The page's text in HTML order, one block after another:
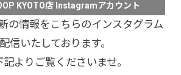
KYOTO店 Instagramアカウント
の情報をこちらのインスタグラム
信いたしております。
よりご覧くださいませ。